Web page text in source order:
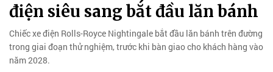
điện siêu sang bắt đầu lăn bánh
Chiếc xe điện Rolls-Royce Nightingale bắt đầu lăn bánh trên đường
trong giai đoạn thử nghiệm, trước khi bàn giao cho khách hàng vào
năm 2028.